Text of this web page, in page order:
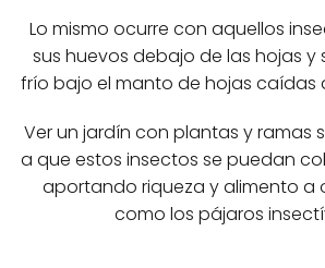
Lo mismo ocurre con aquellos
sus huevos debajo de las hojas y
frío bajo el manto de hojas caídas
Ver un jardín con plantas y ramas
a que estos insectos se puedan
aportando riqueza y alimento a
como los pájaros